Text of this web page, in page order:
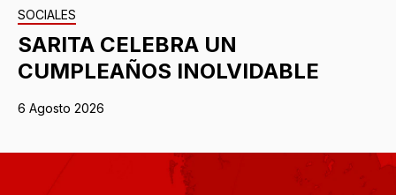
SOCIALES
SARITA CELEBRA UN
CUMPLEAÑOS INOLVIDABLE
6 Agosto 2026